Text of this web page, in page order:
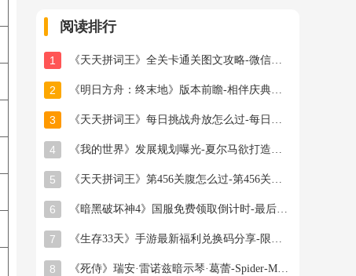
阅读排行
1 《天天拼词王》全关卡通关图文攻略-微信小游戏最新最全关卡通关图文攻略
2 《明日方舟：终末地》版本前瞻-相伴庆典与新干员登场
3 《天天拼词王》每日挑战舟放怎么过-每日挑战舟放找出10个常用字图文攻略
4 《我的世界》发展规划曝光-夏尔马欲打造全球创作平台
5 《天天拼词王》第456关腹怎么过-第456关腹找出12个常用字图文攻略
6 《暗黑破坏神4》国服免费领取倒计时-最后一周零成本入坑机会
7 《生存33天》手游最新福利兑换码分享-限时领取补给
8 《死侍》瑞安·雷诺兹暗示琴·葛蕾-Spider-Man新作角色猜测升温